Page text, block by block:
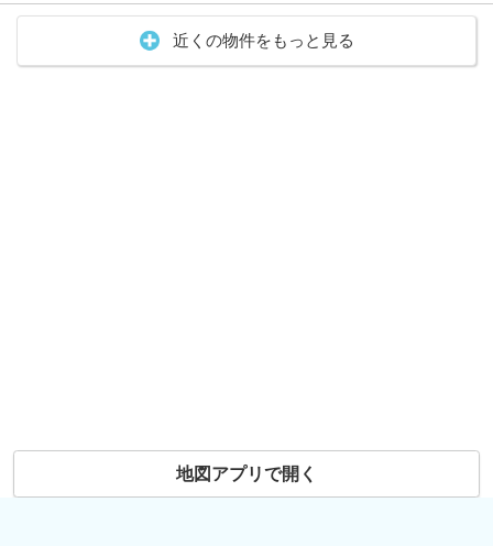
近くの物件をもっと見る
地図アプリで開く